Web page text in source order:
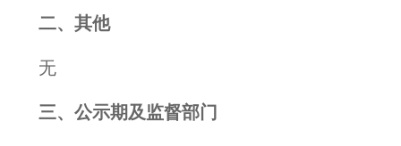
二、其他
无
三、公示期及监督部门